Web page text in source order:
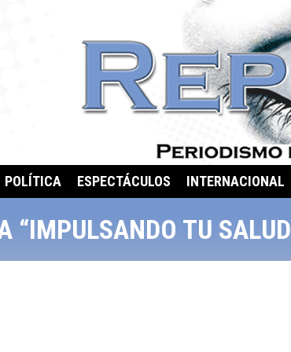
POLÍTICA ESPECTÁCULOS INTERNACIONAL
“IMPULSANDO TU